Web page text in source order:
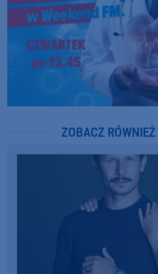
ZOBACZ RÓWNIEŻ